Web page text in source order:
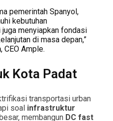
pemerintah Spanyol,
kebutuhan
menyiapkan fondasi
di masa depan,”
, CEO Ample.
Kota Padat
transportasi urban
soal infrastruktur
membangun DC fast